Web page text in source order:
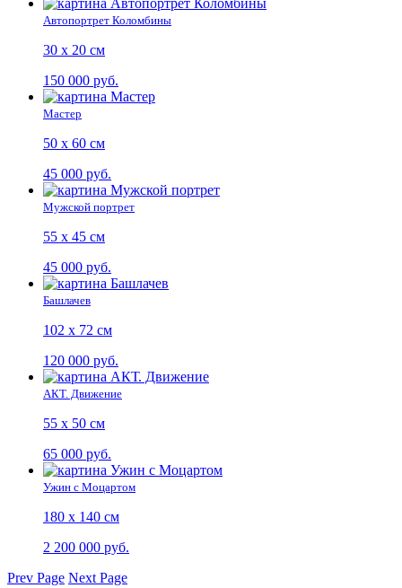
Автопортрет Коломбины
30 х 20 см
150 000 руб.
Мастер
50 х 60 см
45 000 руб.
Мужской портрет
55 х 45 см
45 000 руб.
Башлачев
102 х 72 см
120 000 руб.
АКТ. Движение
55 х 50 см
65 000 руб.
Ужин с Моцартом
180 х 140 см
2 200 000 руб.
Prev Page Next Page